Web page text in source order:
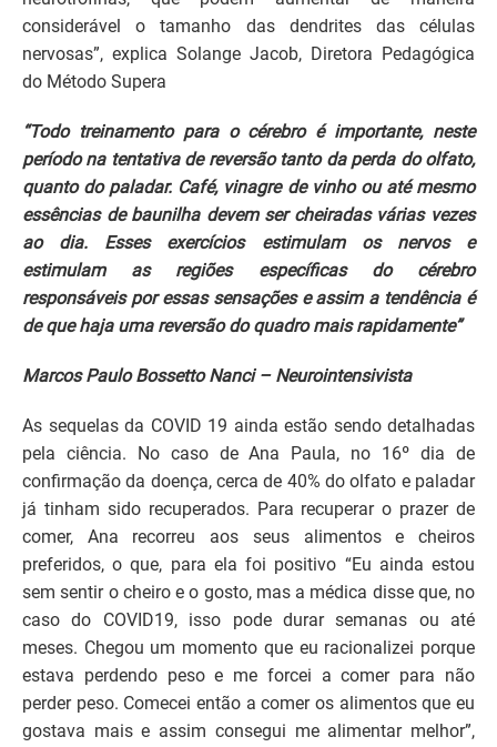
considerável o tamanho das dendrites das células
nervosas”, explica Solange Jacob, Diretora Pedagógica
do Método Supera
“Todo treinamento para o cérebro é importante, neste
período na tentativa de reversão tanto da perda do olfato,
quanto do paladar. Café, vinagre de vinho ou até mesmo
essências de baunilha devem ser cheiradas várias vezes
ao dia. Esses exercícios estimulam os nervos e
estimulam as regiões específicas do cérebro
responsáveis por essas sensações e assim a tendência é
de que haja uma reversão do quadro mais rapidamente”
Marcos Paulo Bossetto Nanci – Neurointensivista
As sequelas da COVID 19 ainda estão sendo detalhadas
pela ciência. No caso de Ana Paula, no 16º dia de
confirmação da doença, cerca de 40% do olfato e paladar
já tinham sido recuperados. Para recuperar o prazer de
comer, Ana recorreu aos seus alimentos e cheiros
preferidos, o que, para ela foi positivo “Eu ainda estou
sem sentir o cheiro e o gosto, mas a médica disse que, no
caso do COVID19, isso pode durar semanas ou até
meses. Chegou um momento que eu racionalizei porque
estava perdendo peso e me forcei a comer para não
perder peso. Comecei então a comer os alimentos que eu
gostava mais e assim consegui me alimentar melhor”,